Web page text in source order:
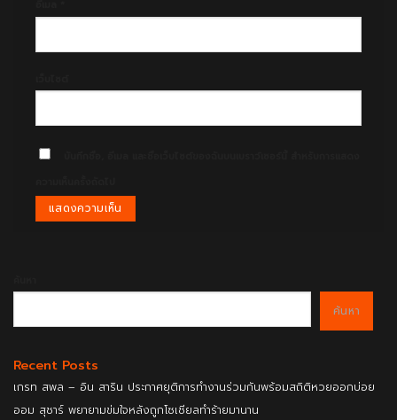
ค้นหา
Recent Posts
เกรท สพล – อิน สาริน ประกาศยุติการทำงานร่วมกันพร้อมสถิติหวยออกบ่อย
ออม สุชาร์ พยายามข่มใจหลังถูกโซเชียลทำร้ายมานาน